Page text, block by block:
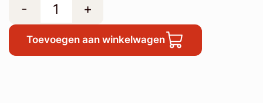
- +
Toevoegen aan winkelwagen